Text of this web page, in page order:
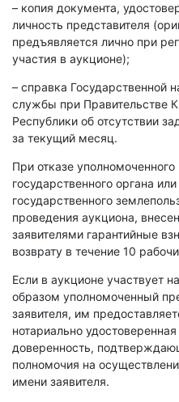
– копия документа,
личность представителя
предъявляется лично при
участия в аукционе);
– справка Государственной
службы при Правительстве
Республики об отсутствии
за текущий месяц.
При отказе уполномоченного
государственного органа или
государственного
проведения аукциона,
заявителями гарантийные
возврату в течение 10
Если в аукционе участвует
образом уполномоченный
заявителя, им
нотариально удостоверенная
доверенность,
полномочия на
имени заявителя.